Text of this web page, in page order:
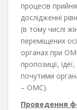
процесів
дослідженні
(в тому числі
переміщених
органах при
пропозиції,
почутими
– ОМС).
Проведення